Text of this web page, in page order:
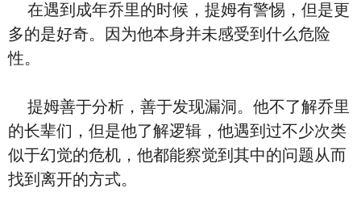
在遇到成年乔里的时候，提姆有警惕，但是更
多的是好奇。因为他本身并未感受到什么危险
性。
提姆善于分析，善于发现漏洞。他不了解乔里
的长辈们，但是他了解逻辑，他遇到过不少次类
似于幻觉的危机，他都能察觉到其中的问题从而
找到离开的方式。